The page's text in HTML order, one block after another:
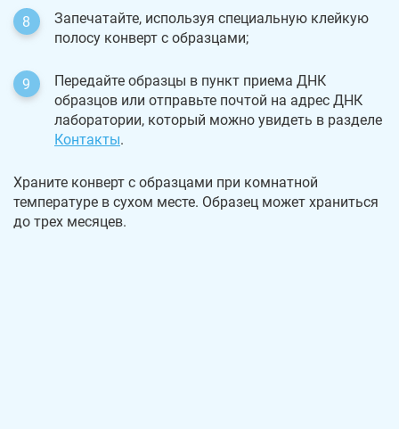
Запечатайте, используя специальную клейкую
полосу конверт с образцами;
Передайте образцы в пункт приема ДНК
образцов или отправьте почтой на адрес ДНК
лаборатории, который можно увидеть в разделе
Контакты.
Храните конверт с образцами при комнатной
температуре в сухом месте. Образец может храниться
до трех месяцев.